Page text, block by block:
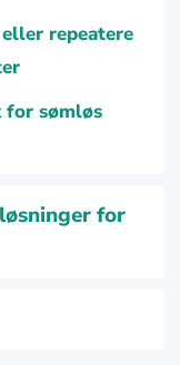
repeatere
for sømløs
for